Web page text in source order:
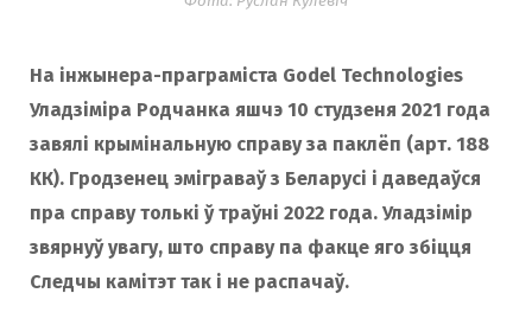
На інжынера-праграміста Godel Technologies
Уладзіміра Родчанка яшчэ 10 студзеня 2021 года
завялі крымінальную справу за паклёп (арт. 188
КК). Гродзенец эміграваў з Беларусі і даведаўся
пра справу толькі ў траўні 2022 года. Уладзімір
звярнуў увагу, што справу па факце яго збіцця
Следчы камітэт так і не распачаў.